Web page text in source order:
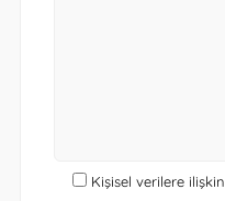
Kişisel verilere